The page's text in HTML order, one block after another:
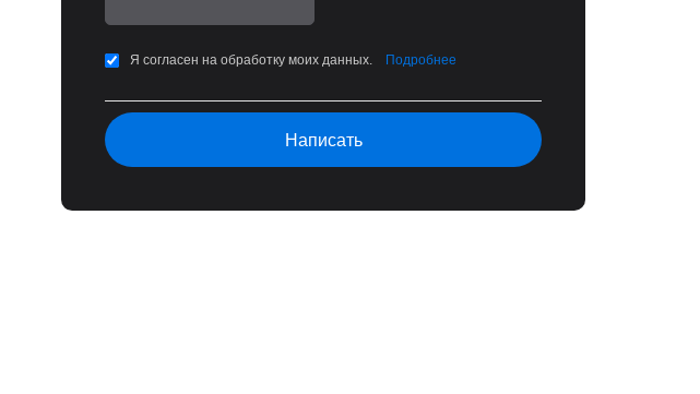
Я согласен на обработку моих данных. Подробнее